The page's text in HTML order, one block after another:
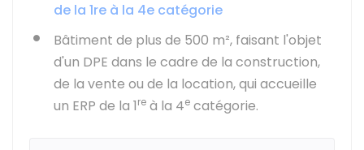
de la 1re à la 4e catégorie
Bâtiment de plus de 500 m², faisant l'objet
d'un DPE dans le cadre de la construction,
de la vente ou de la location, qui accueille
un ERP de la 1re à la 4e catégorie.